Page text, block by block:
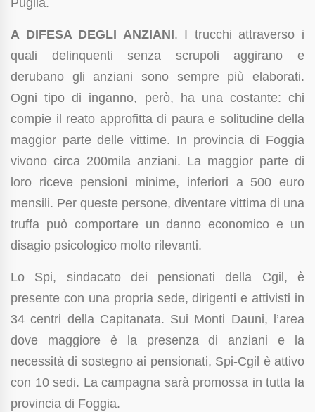
Puglia.
A DIFESA DEGLI ANZIANI. I trucchi attraverso i
quali delinquenti senza scrupoli aggirano e
derubano gli anziani sono sempre più elaborati.
Ogni tipo di inganno, però, ha una costante: chi
compie il reato approfitta di paura e solitudine della
maggior parte delle vittime. In provincia di Foggia
vivono circa 200mila anziani. La maggior parte di
loro riceve pensioni minime, inferiori a 500 euro
mensili. Per queste persone, diventare vittima di una
truffa può comportare un danno economico e un
disagio psicologico molto rilevanti.
Lo Spi, sindacato dei pensionati della Cgil, è
presente con una propria sede, dirigenti e attivisti in
34 centri della Capitanata. Sui Monti Dauni, l’area
dove maggiore è la presenza di anziani e la
necessità di sostegno ai pensionati, Spi-Cgil è attivo
con 10 sedi. La campagna sarà promossa in tutta la
provincia di Foggia.